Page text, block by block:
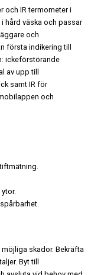
och IR termometer i
hård väska och passar
och
första indikering till
ickeförstörande
av upp till
samt IR för
och
skador. Bekräfta
Byt till